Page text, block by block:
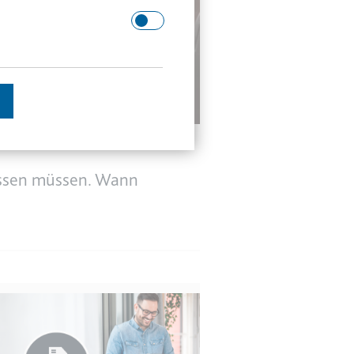
gesehen hat, zu
müssen. Wann